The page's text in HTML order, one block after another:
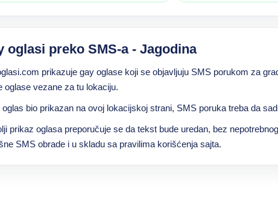
oglasi preko SMS-a - Jagodina
prikazuje gay oglase koji se objavljuju SMS porukom za
oglase vezane za tu lokaciju.
oglas bio prikazan na ovoj lokacijskoj strani, SMS poruka treba da
prikaz oglasa preporučuje se da tekst bude uredan, bez
SMS obrade i u skladu sa pravilima korišćenja sajta.